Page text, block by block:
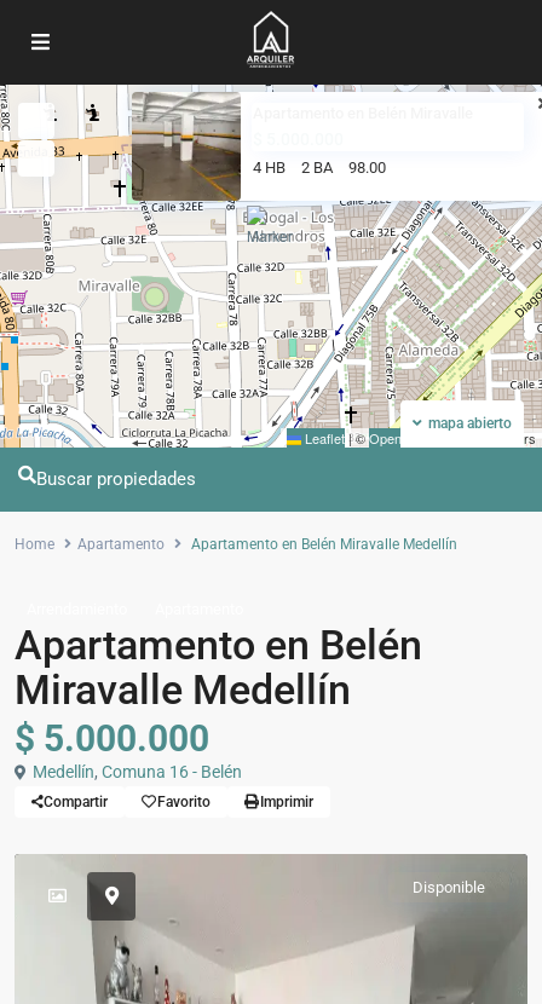
4 HB 2 BA 98.00
Leaflet|©OpenStreetMap contributors
mapa abierto
Buscar propiedades
Home Apartamento Apartamento en Belén Miravalle Medellín
Apartamento en Belén
Miravalle Medellín
$ 5.000.000
Medellín, Comuna 16 - Belén
Compartir Favorito Imprimir
Disponible